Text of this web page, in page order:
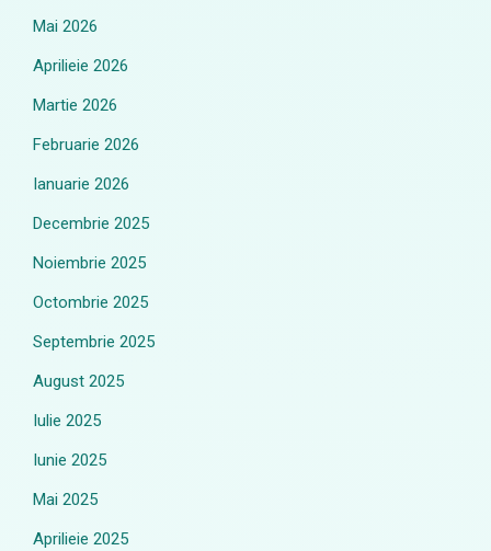
Mai 2026
Aprilieie 2026
Martie 2026
Februarie 2026
Ianuarie 2026
Decembrie 2025
Noiembrie 2025
Octombrie 2025
Septembrie 2025
August 2025
Iulie 2025
Iunie 2025
Mai 2025
Aprilieie 2025